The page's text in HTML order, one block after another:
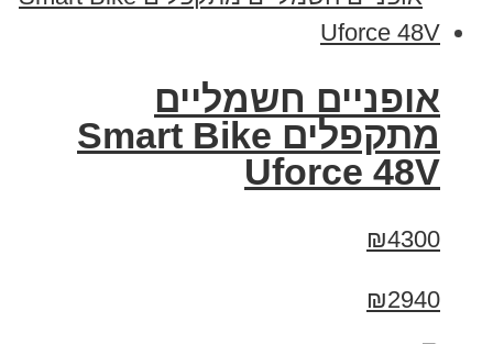
אופניים חשמליים
מתקפלים Smart Bike
Uforce 48V
₪4300
₪2940